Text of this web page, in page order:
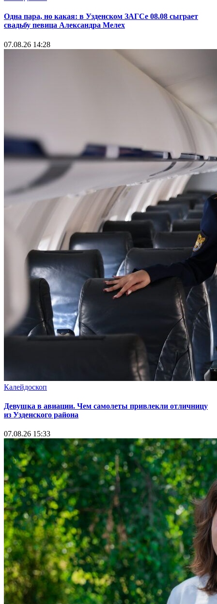
Одна пара, но какая: в Узденском ЗАГСе 08.08 сыграет
свадьбу певица Александра Мелех
07.08.26 14:28
Калейдоскоп
Девушка в авиации. Чем самолеты привлекли отличницу
из Узденского района
07.08.26 15:33